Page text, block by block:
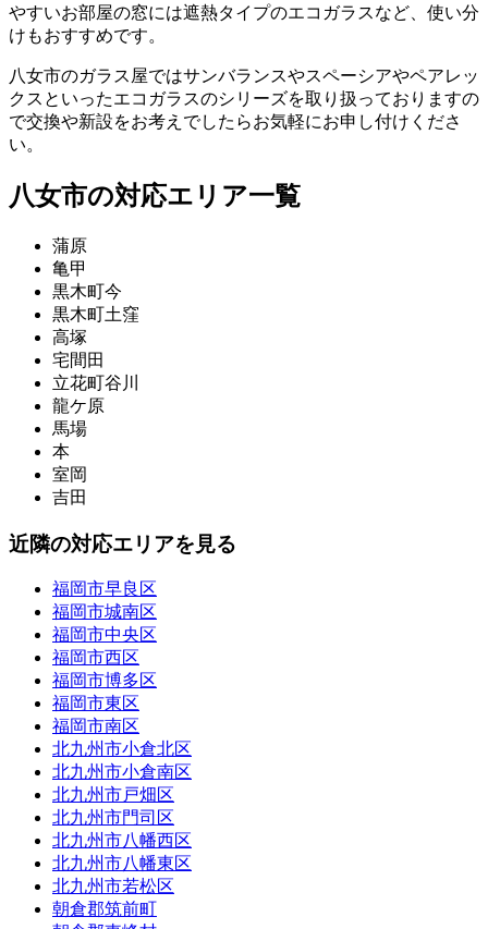
やすいお部屋の窓には遮熱タイプのエコガラスなど、使い分
けもおすすめです。
八女市のガラス屋ではサンバランスやスペーシアやペアレッ
クスといったエコガラスのシリーズを取り扱っておりますの
で交換や新設をお考えでしたらお気軽にお申し付けくださ
い。
八女市の対応エリア一覧
蒲原
亀甲
黒木町今
黒木町土窪
高塚
宅間田
立花町谷川
龍ケ原
馬場
本
室岡
吉田
近隣の対応エリアを見る
福岡市早良区
福岡市城南区
福岡市中央区
福岡市西区
福岡市博多区
福岡市東区
福岡市南区
北九州市小倉北区
北九州市小倉南区
北九州市戸畑区
北九州市門司区
北九州市八幡西区
北九州市八幡東区
北九州市若松区
朝倉郡筑前町